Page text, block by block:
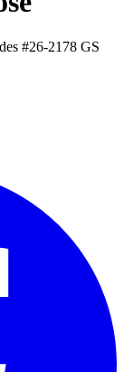
#26-2178 GS